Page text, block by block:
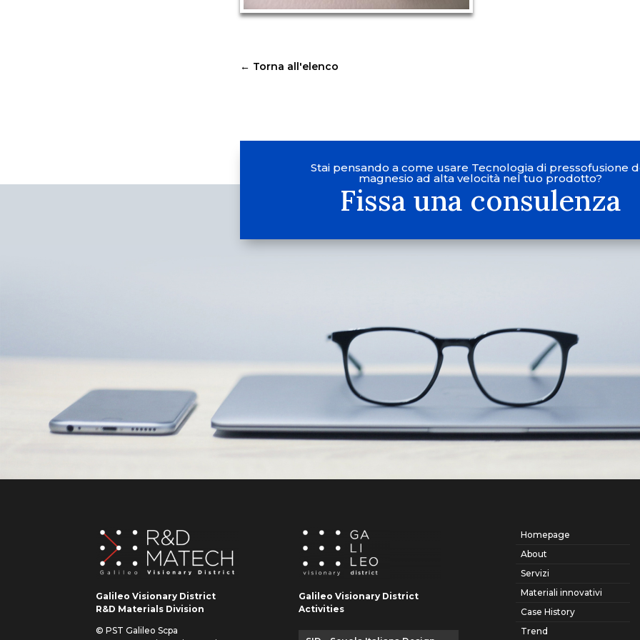
← Torna all'elenco
Stai pensando a come usare Tecnologia di pressofusione
magnesio ad alta velocità nel tuo prodotto?
Fissa una consulenza
Galileo Visionary District
R&D Materials Division
© PST Galileo Scpa
Galileo Visionary District
Activities
Homepage
About
Servizi
Materiali innovativi
Case History
Trend